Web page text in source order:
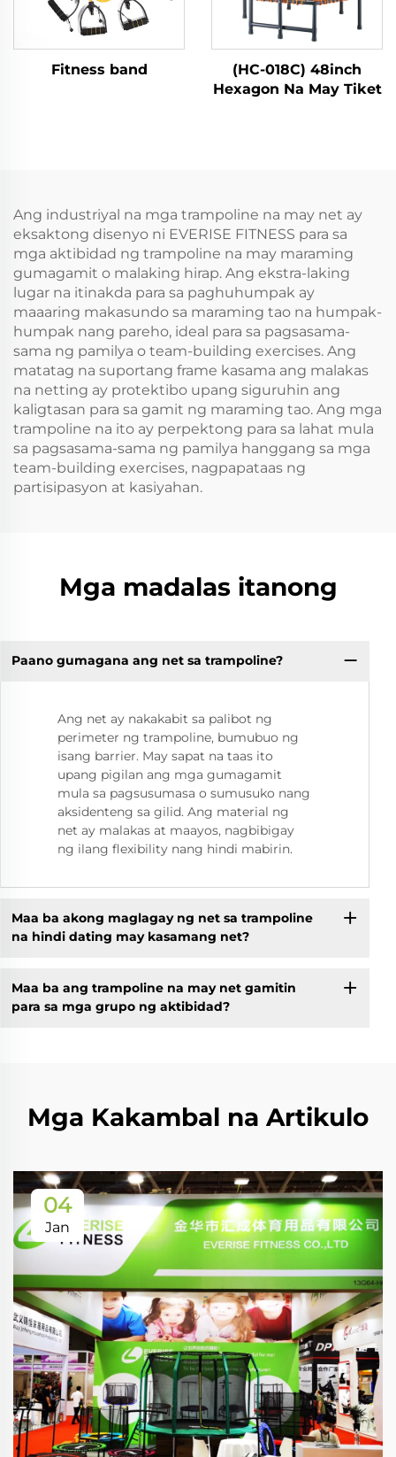
Fitness band
(HC-018C) 48inch
Hexagon Na May Tiket
Ang industriyal na mga trampoline na may net ay
eksaktong disenyo ni EVERISE FITNESS para sa
mga aktibidad ng trampoline na may maraming
gumagamit o malaking hirap. Ang ekstra-laking
lugar na itinakda para sa paghuhumpak ay
maaaring makasundo sa maraming tao na humpak-
humpak nang pareho, ideal para sa pagsasama-
sama ng pamilya o team-building exercises. Ang
matatag na suportang frame kasama ang malakas
na netting ay protektibo upang siguruhin ang
kaligtasan para sa gamit ng maraming tao. Ang mga
trampoline na ito ay perpektong para sa lahat mula
sa pagsasama-sama ng pamilya hanggang sa mga
team-building exercises, nagpapataas ng
partisipasyon at kasiyahan.
Mga madalas itanong
Paano gumagana ang net sa trampoline?
Ang net ay nakakabit sa palibot ng
perimeter ng trampoline, bumubuo ng
isang barrier. May sapat na taas ito
upang pigilan ang mga gumagamit
mula sa pagsusumasa o sumusuko nang
aksidenteng sa gilid. Ang material ng
net ay malakas at maayos, nagbibigay
ng ilang flexibility nang hindi mabirin.
Maa ba akong maglagay ng net sa trampoline
na hindi dating may kasamang net?
Maa ba ang trampoline na may net gamitin
para sa mga grupo ng aktibidad?
Mga Kakambal na Artikulo
04
Jan